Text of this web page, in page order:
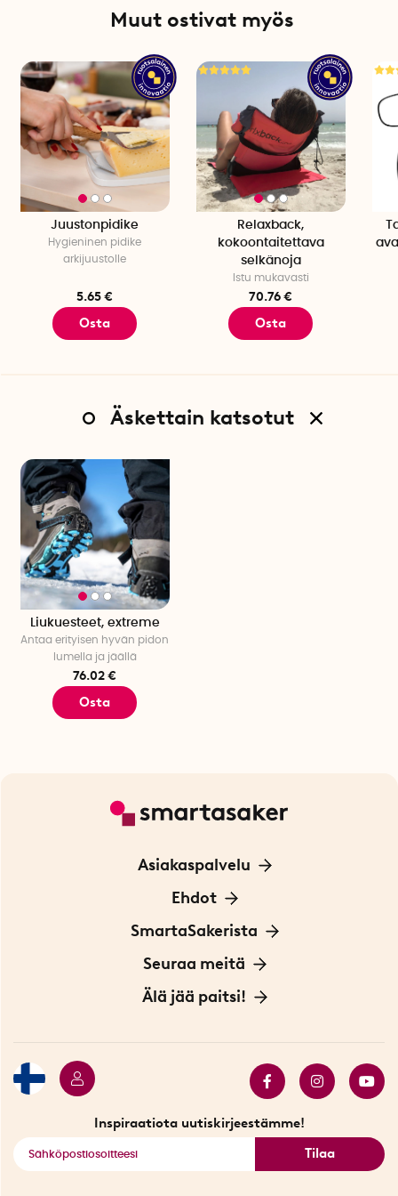
Väri: Sininen/mustaMuut ostivat myös
Juustonpidike
Hygieninen pidike
arkijuustolle
5.65 €
Osta
Relaxback,
kokoontaitettava
selkänoja
Istu mukavasti
70.76 €
Osta
Äskettain katsotut
Liukuesteet, extreme
Antaa erityisen hyvän pidon
lumella ja jäällä
76.02 €
Osta
Asiakaspalvelu
Ota yhteyttä
Ehdot
Tietoa evästeistä
Yksityisyydensuoja
Sopimusehdot
SmartaSakerista
Meistä
Myymälä Tukholmassa
Seuraa meitä
Innovaattoriblogi
Älä jää paitsi!
Inspiraatiota uutiskirjeestämme!
Tilaa